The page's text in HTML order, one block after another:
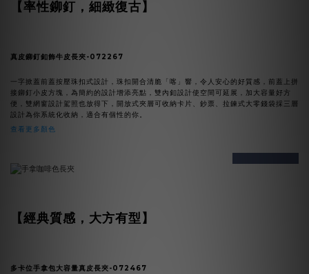
【率性鉚釘，細緻復古】
真皮鉚釘釦飾牛皮長夾-072267
一字掀蓋前蓋按壓珠扣式設計，珠扣開合清脆「喀」響，令人安心的好質感，前蓋上拼
接鉚釘小皮方塊，為簡約的設計增添亮點，雙內釦設計使空間可延展，加大容量好方
便，雙網窗設計駕照也放得下，開放式夾層可收納卡片、鈔票、拉鍊式大零錢袋採三層
設計為你系統化收納，適合有個性的你。
查看更多顏色
【經典質感，大方有型 】
多卡位手拿包大容量真皮長夾-072467